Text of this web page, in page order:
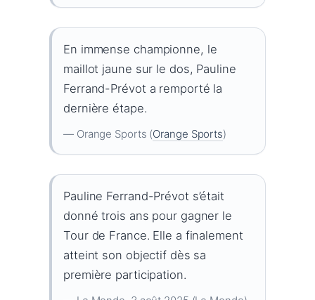
En immense championne, le
maillot jaune sur le dos, Pauline
Ferrand-Prévot a remporté la
dernière étape.
— Orange Sports (Orange Sports)
Pauline Ferrand-Prévot s’était
donné trois ans pour gagner le
Tour de France. Elle a finalement
atteint son objectif dès sa
première participation.